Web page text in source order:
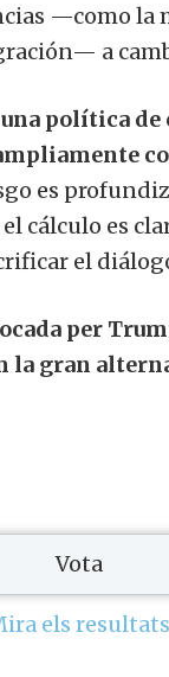
—como la
a
una política
es
cálculo es
el
per
la gran
els resultats